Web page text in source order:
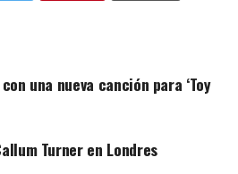
una nueva canción para ‘Toy
Turner en Londres